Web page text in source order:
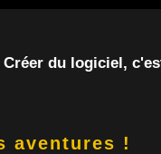
Créer du logiciel,
aventures !